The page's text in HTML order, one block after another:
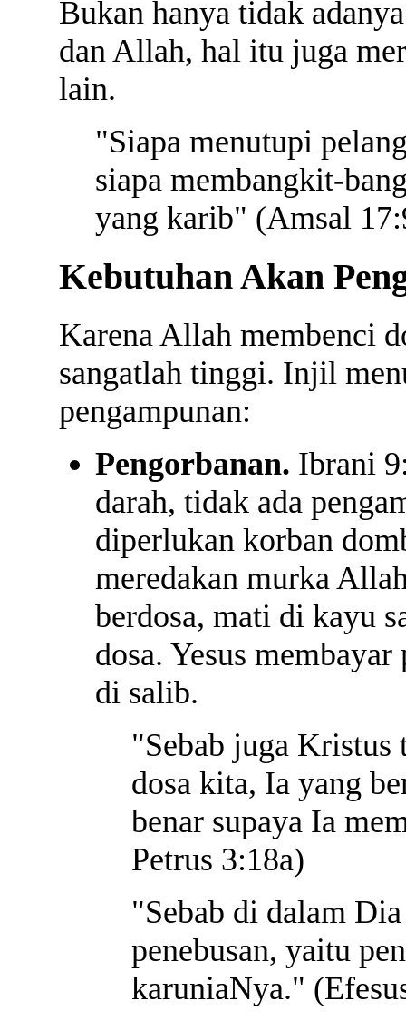
Bukan hanya tidak
dan Allah, hal itu juga
lain.
"Siapa menutupi
siapa membangkit-
yang karib" (Amsal
Kebutuhan Akan
Karena Allah membenci
sangatlah tinggi. Injil
pengampunan:
Pengorbanan. Ibrani
darah, tidak ada
diperlukan korban
meredakan murka
berdosa, mati di kayu
dosa. Yesus
di salib.
"Sebab juga Kristus
dosa kita, Ia yang
benar supaya Ia
Petrus 3:18a)
"Sebab di dalam
penebusan, yaitu
karuniaNya."